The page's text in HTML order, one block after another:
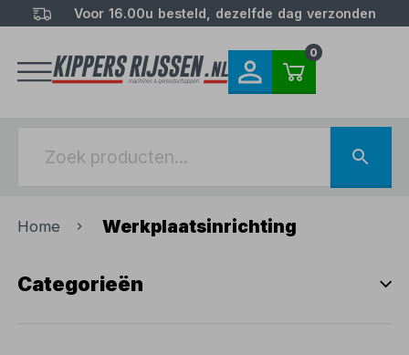
Voor 16.00u besteld, dezelfde dag verzonden
0
Home Werkplaatsinrichting
Categorieën